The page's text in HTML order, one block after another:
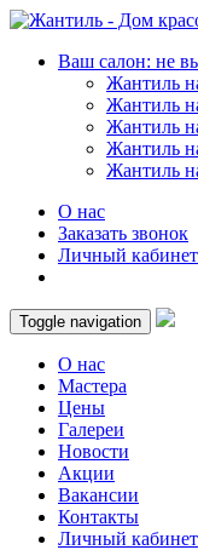
Ваш салон: не
Жантиль
Жантиль
Жантиль
Жантиль
Жантиль
О нас
Заказать звонок
Личный кабинет
Toggle navigation
О нас
Мастера
Цены
Галереи
Новости
Акции
Вакансии
Контакты
Личный кабинет